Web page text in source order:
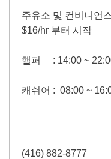
주유소 및 컨비니언
$16/hr 부터 시작
핼퍼 : 14:00 ~
캐쉬어 : 08:00 ~
(416) 882-8777